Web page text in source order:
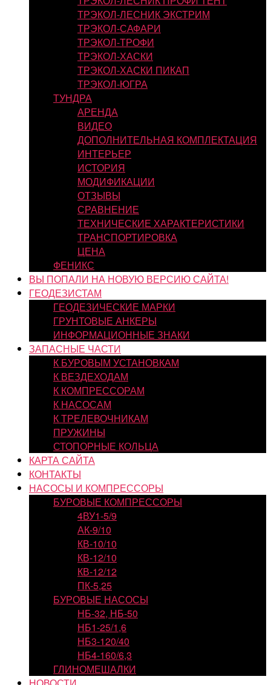
ТРЭКОЛ-ЛЕСНИК ЭКСТРИМ
ТРЭКОЛ-САФАРИ
ТРЭКОЛ-ТРОФИ
ТРЭКОЛ-ХАСКИ
ТРЭКОЛ-ХАСКИ ПИКАП
ТРЭКОЛ-ЮГРА
ТУНДРА
АРЕНДА
ВИДЕО
ДОПОЛНИТЕЛЬНАЯ КОМПЛЕКТАЦИЯ
ИНТЕРЬЕР
ИСТОРИЯ
МОДИФИКАЦИИ
ОТЗЫВЫ
СРАВНЕНИЕ
ТЕХНИЧЕСКИЕ ХАРАКТЕРИСТИКИ
ТРАНСПОРТИРОВКА
ЦЕНА
ФЕНИКС
ВЫ ПОПАЛИ НА НОВУЮ ВЕРСИЮ САЙТА!
ГЕОДЕЗИСТАМ
ГЕОДЕЗИЧЕСКИЕ МАРКИ
ГРУНТОВЫЕ АНКЕРЫ
ИНФОРМАЦИОННЫЕ ЗНАКИ
ЗАПАСНЫЕ ЧАСТИ
К БУРОВЫМ УСТАНОВКАМ
К ВЕЗДЕХОДАМ
К КОМПРЕССОРАМ
К НАСОСАМ
К ТРЕЛЕВОЧНИКАМ
ПРУЖИНЫ
СТОПОРНЫЕ КОЛЬЦА
КАРТА САЙТА
КОНТАКТЫ
НАСОСЫ И КОМПРЕССОРЫ
БУРОВЫЕ КОМПРЕССОРЫ
4ВУ1-5/9
АК-9/10
КВ-10/10
КВ-12/10
КВ-12/12
ПК-5,25
БУРОВЫЕ НАСОСЫ
НБ-32, НБ-50
НБ1-25/1,6
НБ3-120/40
НБ4-160/6,3
ГЛИНОМЕШАЛКИ